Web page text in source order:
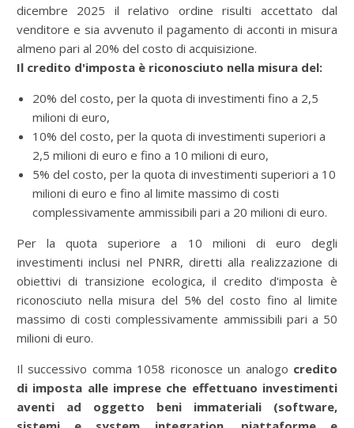
dicembre 2025 il relativo ordine risulti accettato dal
venditore e sia avvenuto il pagamento di acconti in misura
almeno pari al 20% del costo di acquisizione.
Il credito d'imposta è riconosciuto nella misura del:
20% del costo, per la quota di investimenti fino a 2,5
milioni di euro,
10% del costo, per la quota di investimenti superiori a
2,5 milioni di euro e fino a 10 milioni di euro,
5% del costo, per la quota di investimenti superiori a 10
milioni di euro e fino al limite massimo di costi
complessivamente ammissibili pari a 20 milioni di euro.
Per la quota superiore a 10 milioni di euro degli
investimenti inclusi nel PNRR, diretti alla realizzazione di
obiettivi di transizione ecologica, il credito d'imposta è
riconosciuto nella misura del 5% del costo fino al limite
massimo di costi complessivamente ammissibili pari a 50
milioni di euro.
Il successivo comma 1058 riconosce un analogo credito
di imposta alle imprese che effettuano investimenti
aventi ad oggetto beni immateriali (software,